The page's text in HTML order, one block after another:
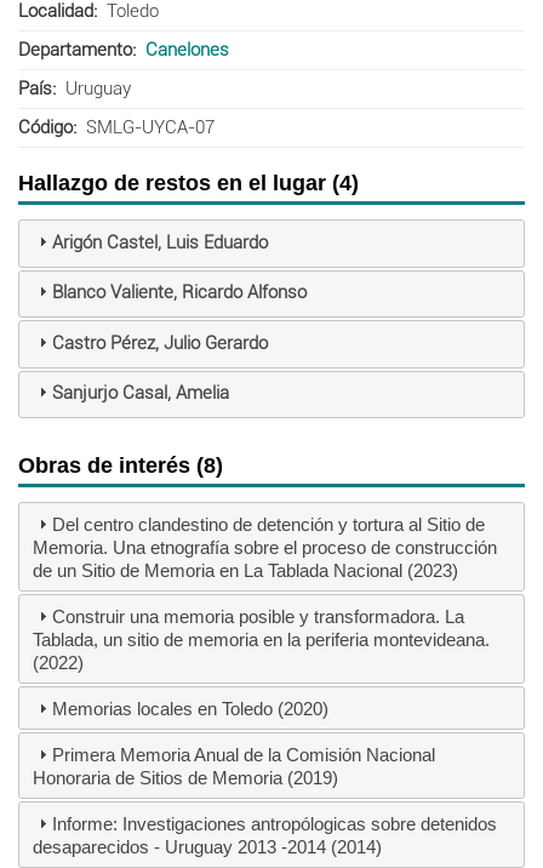
Localidad
Toledo
Departamento
Canelones
País
Uruguay
Código
SMLG-UYCA-07
Hallazgo de restos en el lugar (4)
Arigón Castel, Luis Eduardo
Blanco Valiente, Ricardo Alfonso
Castro Pérez, Julio Gerardo
Sanjurjo Casal, Amelia
Obras de interés (8)
Del centro clandestino de detención y tortura al Sitio de
Memoria. Una etnografía sobre el proceso de construcción
de un Sitio de Memoria en La Tablada Nacional (2023)
Construir una memoria posible y transformadora. La
Tablada, un sitio de memoria en la periferia montevideana.
(2022)
Memorias locales en Toledo (2020)
Primera Memoria Anual de la Comisión Nacional
Honoraria de Sitios de Memoria (2019)
Informe: Investigaciones antropólogicas sobre detenidos
desaparecidos - Uruguay 2013 -2014 (2014)